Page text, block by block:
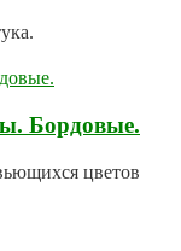
Бордовые.
цветов